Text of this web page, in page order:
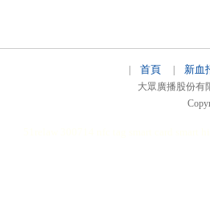
首頁 新血
大眾廣播股份有